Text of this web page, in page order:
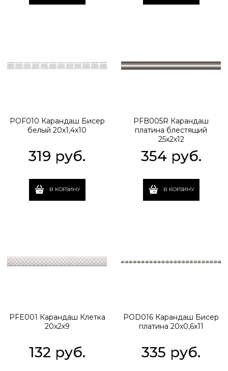
POF010 Карандаш Бисер
белый 20х1,4х10
319 руб.
В КОРЗИНУ
PFB005R Карандаш
платина блестящий
25х2х12
354 руб.
В КОРЗИНУ
PFE001 Карандаш Клетка
20х2х9
132 руб.
POD016 Карандаш Бисер
платина 20х0,6х11
335 руб.